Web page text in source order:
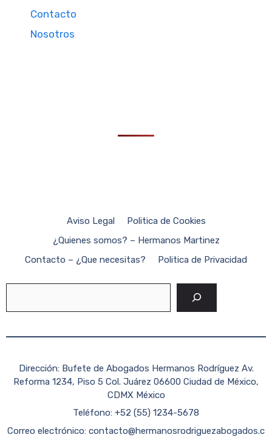
Contacto
Nosotros
Aviso Legal
Politica de Cookies
¿Quienes somos? – Hermanos Martinez
Contacto – ¿Que necesitas?
Politica de Privacidad
Dirección: Bufete de Abogados Hermanos Rodríguez Av.
Reforma 1234, Piso 5 Col. Juárez 06600 Ciudad de México,
CDMX México
Teléfono: +52 (55) 1234-5678
Correo electrónico: contacto@hermanosrodriguezabogados.c